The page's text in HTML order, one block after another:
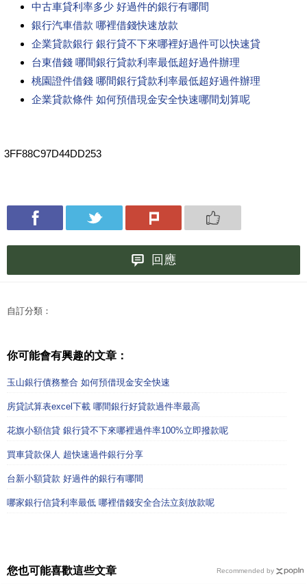
中古車貸利率多少 好過件的銀行有哪間
銀行汽車借款 哪裡借錢快速放款
企業貸款銀行 銀行貸不下來哪裡好過件可以快速貸
台東借錢 哪間銀行貸款利率最低超好過件辦理
桃園證件借錢 哪間銀行貸款利率最低超好過件辦理
企業貸款條件 如何預借現金安全快速哪間划算呢
3FF88C97D44DD253
回應
自訂分類：
你可能會有興趣的文章：
玉山銀行債務整合 如何預借現金安全快速
房貸試算表excel下載 哪間銀行好貸款過件率最高
花旗小額信貸 銀行貸不下來哪裡過件率100%立即撥款呢
買車貸款保人 超快速過件銀行分享
台新小額貸款 好過件的銀行有哪間
哪家銀行信貸利率最低 哪裡借錢安全合法立刻放款呢
您也可能喜歡這些文章 Recommended by